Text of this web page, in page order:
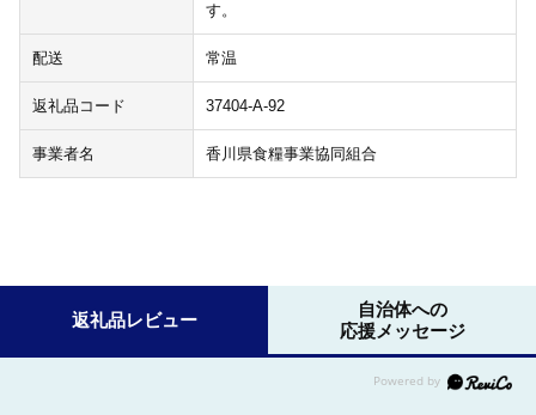
す。
配送 常温
返礼品コード 37404-A-92
事業者名 香川県食糧事業協同組合
返礼品レビュー
自治体への
応援メッセージ